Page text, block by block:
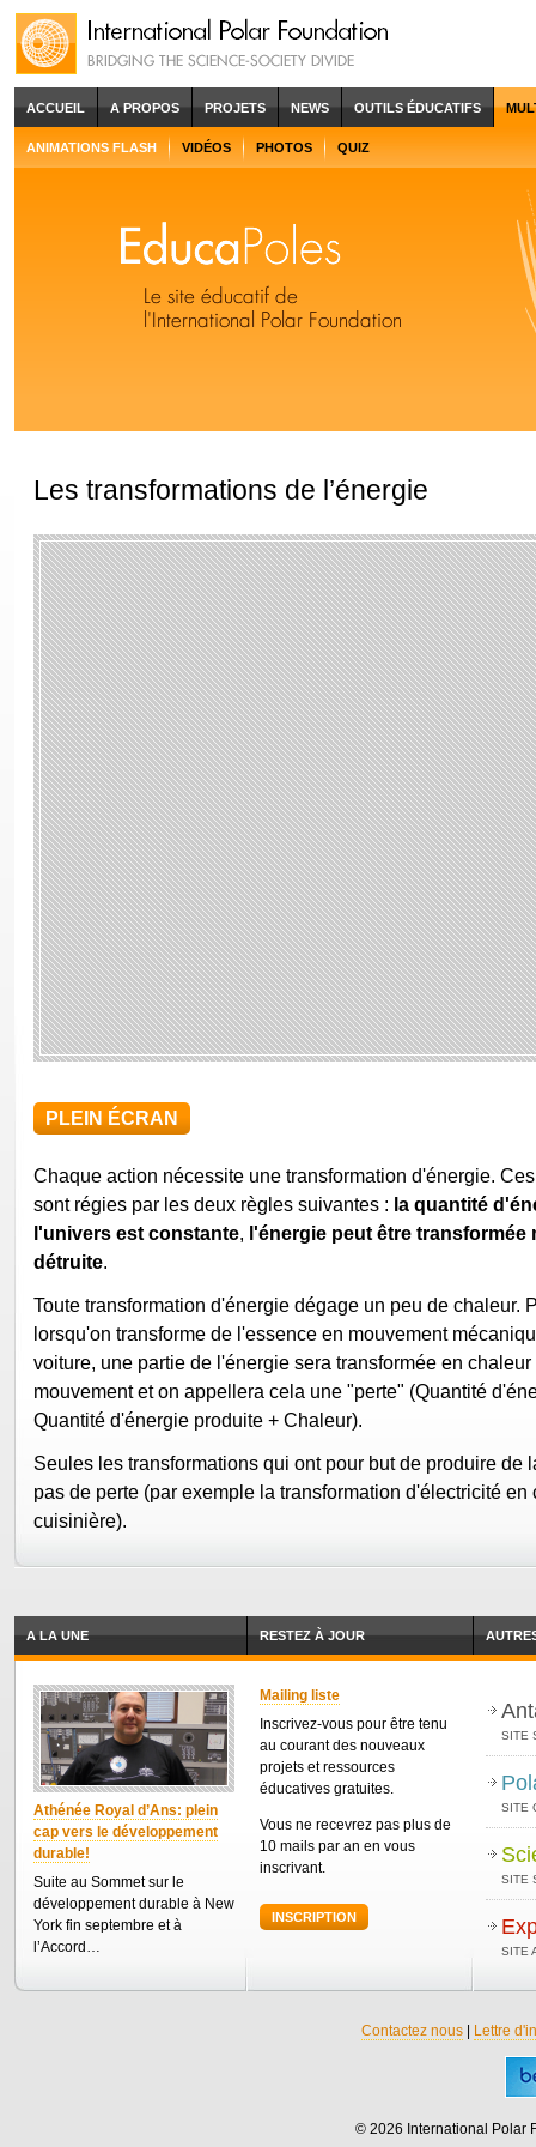
ACCUEIL A PROPOS PROJETS NEWS OUTILS ÉDUCATIFS
ANIMATIONS FLASH VIDÉOS PHOTOS QUIZ
Les transformations de l’énergie
PLEIN ÉCRAN
Chaque action nécessite une transformation d'énergie.
sont régies par les deux règles suivantes : la quantité
l'univers est constante, l'énergie peut être transformée
détruite.
Toute transformation d'énergie dégage un peu de chaleur.
lorsqu'on transforme de l'essence en mouvement
voiture, une partie de l'énergie sera transformée en
mouvement et on appellera cela une "perte" (Quantité
Quantité d'énergie produite + Chaleur).
Seules les transformations qui ont pour but de produire de
pas de perte (par exemple la transformation d'électricité en
cuisinière).
A LA UNE
Athénée Royal d’Ans: plein
cap vers le développement
durable!
Suite au Sommet sur le
développement durable à New
York fin septembre et à
l’Accord…
RESTEZ À JOUR
Mailing liste
Inscrivez-vous pour être tenu
au courant des nouveaux
projets et ressources
éducatives gratuites.
Vous ne recevrez pas plus de
10 mails par an en vous
inscrivant.
INSCRIPTION
SITE
SITE
SITE
SITE
Contactez nous| Lettre
© 2026 International Polar